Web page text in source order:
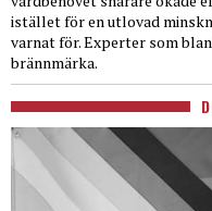
istället för en utlovad
varnat för. Experter som
brännmärka.